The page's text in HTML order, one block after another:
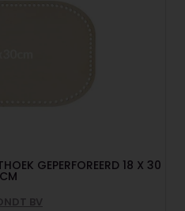
GEPERFOREERD 18 X 30
CM
BV